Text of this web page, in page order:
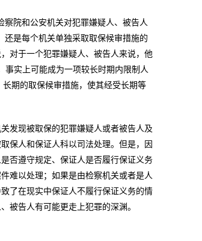
察院和公安机关对犯罪嫌疑人、被告人
还是每个机关单独采取取保候审措施的
对于一个犯罪嫌疑人、被告人来说，他
事实上可能成为一项较长时期内限制人
期的取保候审措施，使其经受长期等
发现被取保的犯罪嫌疑人或者被告人及
保人和保证人科以司法处理。但是，因
否遵守规定、保证人是否履行保证义务
难以处理；如果是由检察机关或者是人
了在现实中保证人不履行保证义务的情
被告人有可能更走上犯罪的深渊。